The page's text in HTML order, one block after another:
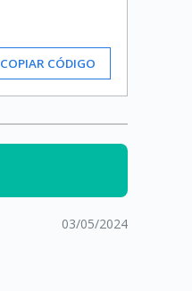
COPIAR CÓDIGO
03/05/2024